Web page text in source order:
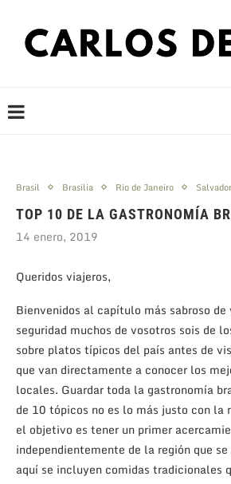
Brasil Brasilia Rio de Janeiro Salvador
TOP 10 DE LA GASTRONOMÍA
14 enero, 2019
Queridos viajeros,
Bienvenidos al capítulo más sabroso
seguridad muchos de vosotros sois de
sobre platos típicos del país antes de
que van directamente a conocer los
locales. Guardar toda la gastronomía
de 10 tópicos no es lo más justo con la
el objetivo es tener un primer
independientemente de la región que
aquí se incluyen comidas tradicionales